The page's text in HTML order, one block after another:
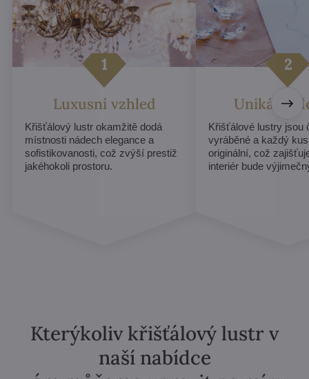
Luxusní vzhled
Křišťálový lustr okamžitě dodá
místnosti nádech elegance a
sofistikovanosti, což zvýší prestiž
jakéhokoli prostoru.
Unikátní
Křišťálové lustry jsou
vyráběné a každý
originální, což
interiér bude
Kterýkoliv křišťálový lustr v
naší nabídce